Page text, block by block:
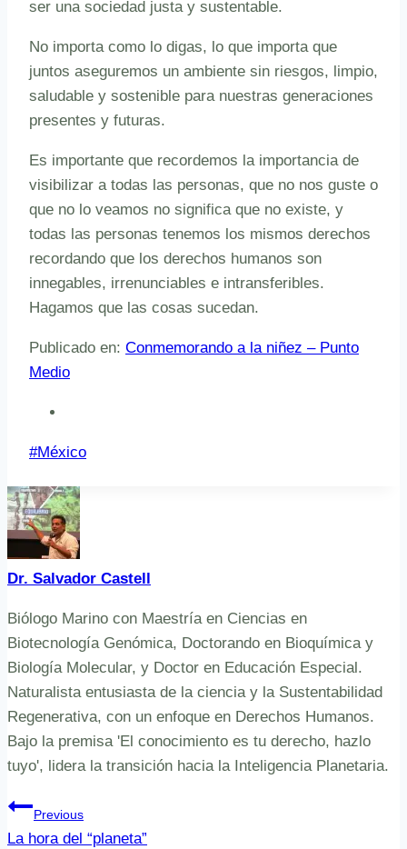
ser una sociedad justa y sustentable.
No importa como lo digas, lo que importa que
juntos aseguremos un ambiente sin riesgos, limpio,
saludable y sostenible para nuestras generaciones
presentes y futuras.
Es importante que recordemos la importancia de
visibilizar a todas las personas, que no nos guste o
que no lo veamos no significa que no existe, y
todas las personas tenemos los mismos derechos
recordando que los derechos humanos son
innegables, irrenunciables e intransferibles.
Hagamos que las cosas sucedan.
Publicado en: Conmemorando a la niñez – Punto
Medio
Post
#México
Dr. Salvador Castell
Biólogo Marino con Maestría en Ciencias en
Biotecnología Genómica, Doctorando en Bioquímica y
Biología Molecular, y Doctor en Educación Especial.
Naturalista entusiasta de la ciencia y la Sustentabilidad
Regenerativa, con un enfoque en Derechos Humanos.
Bajo la premisa 'El conocimiento es tu derecho, hazlo
tuyo', lidera la transición hacia la Inteligencia Planetaria.
Navegación
Previous
La hora del “planeta”